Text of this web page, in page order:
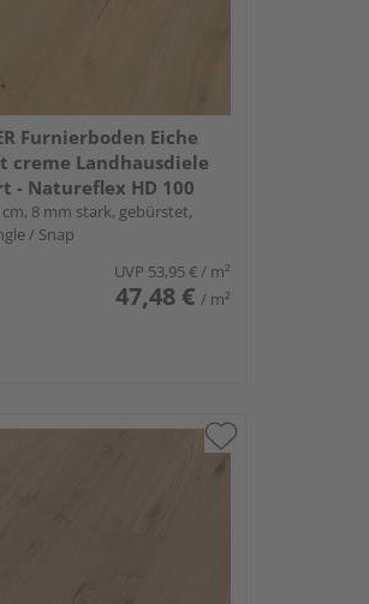
Furnierboden Eiche
creme Landhausdiele
- Natureflex HD 100
cm, 8 mm stark, gebürstet,
/ Snap
UVP 53,95 €/ m²
47,48 € / m²